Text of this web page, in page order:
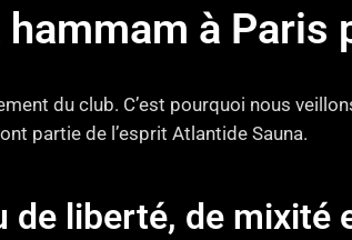
à Paris
du club. C’est pourquoi nous
partie de l’esprit Atlantide Sauna.
de liberté, de